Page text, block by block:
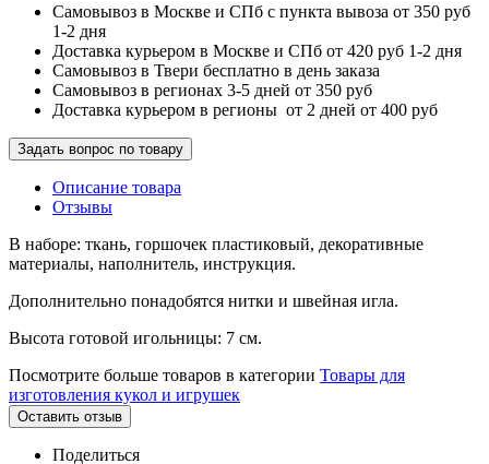
Самовывоз в Москве и СПб с пункта вывоза от 350 руб
1-2 дня
Доставка курьером в Москве и СПб от 420 руб 1-2 дня
Самовывоз в Твери бесплатно в день заказа
Самовывоз в регионах 3-5 дней от 350 руб
Доставка курьером в регионы от 2 дней от 400 руб
Задать вопрос по товару
Описание товара
Отзывы
В наборе: ткань, горшочек пластиковый, декоративные
материалы, наполнитель, инструкция.
Дополнительно понадобятся нитки и швейная игла.
Высота готовой игольницы: 7 см.
Посмотрите больше товаров в категории Товары для
изготовления кукол и игрушек
Оставить отзыв
Поделиться